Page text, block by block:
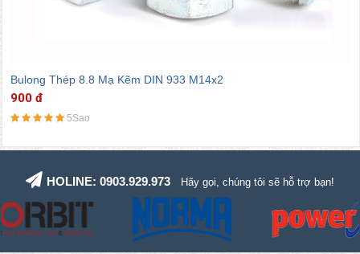
Bulong Thép 8.8 Mạ Kẽm DIN 933 M16x2
900 đ
5Sao
HOLINE: 0903.929.973 Hãy gọi, chúng tôi sẽ hỗ trợ bạn!